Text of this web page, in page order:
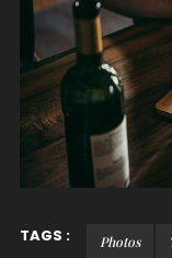
TAGS : Photos